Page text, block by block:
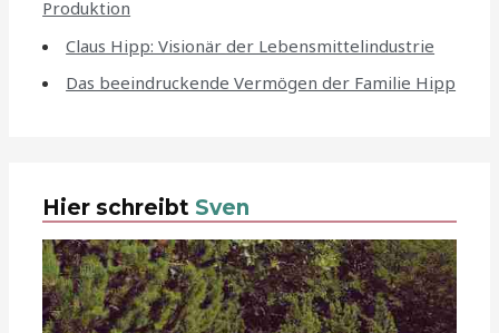
Produktion
Claus Hipp: Visionär der Lebensmittelindustrie
Das beeindruckende Vermögen der Familie Hipp
Hier schreibt Sven